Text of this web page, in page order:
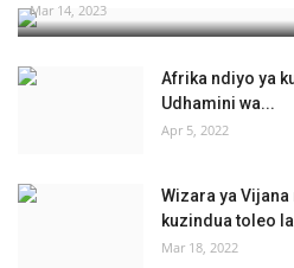
Mar 14, 2023
Afrika ndiyo ya
Udhamini wa...
Apr 5, 2022
Wizara ya
kuzindua toleo
Mar 18, 2022